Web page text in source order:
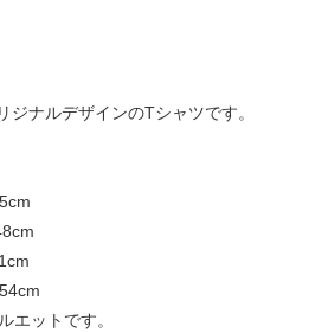
ナルデザインのTシャツです。
エットです。